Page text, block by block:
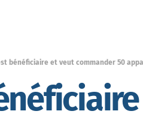
bénéficiaire et veut commander 50